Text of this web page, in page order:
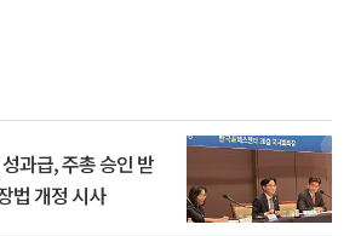
과급, 주총 승인 받
법 개정 시사